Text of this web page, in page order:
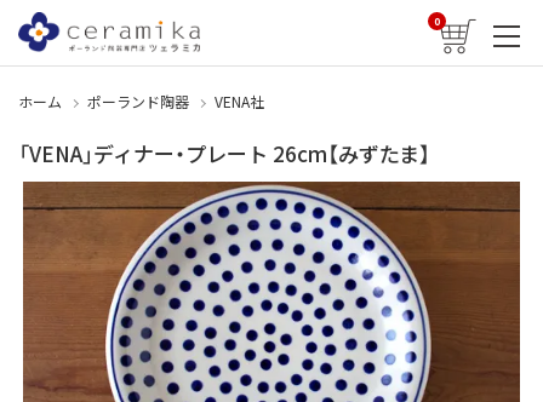
0
ホーム ポーランド陶器 VENA社
「VENA」ディナー・プレート 26cm【みずたま】